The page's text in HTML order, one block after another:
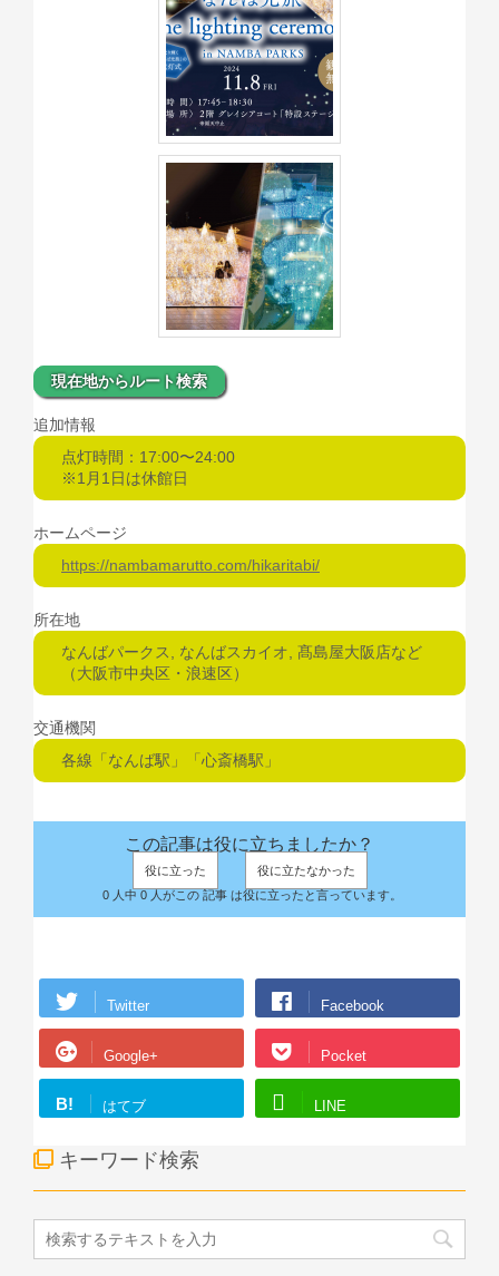
現在地からルート検索
追加情報
点灯時間：17:00〜24:00
※1月1日は休館日
ホームページ
https://nambamarutto.com/hikaritabi/
所在地
なんばパークス, なんばスカイオ, 髙島屋大阪店など
（大阪市中央区・浪速区）
交通機関
各線「なんば駅」「心斎橋駅」
この記事は役に立ちましたか？
役に立った
役に立たなかった
0 人中 0 人がこの 記事 は役に立ったと言っています。
Twitter Facebook
Google+ Pocket
B! はてブ LINE
キーワード検索